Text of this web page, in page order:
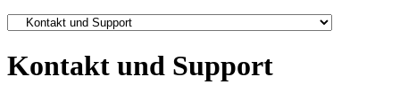
Kontakt und Support